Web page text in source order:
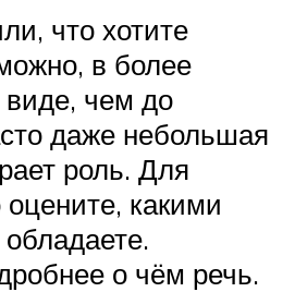
что хотите
в более
виде, чем до
даже небольшая
роль. Для
оцените, какими
о чём речь.